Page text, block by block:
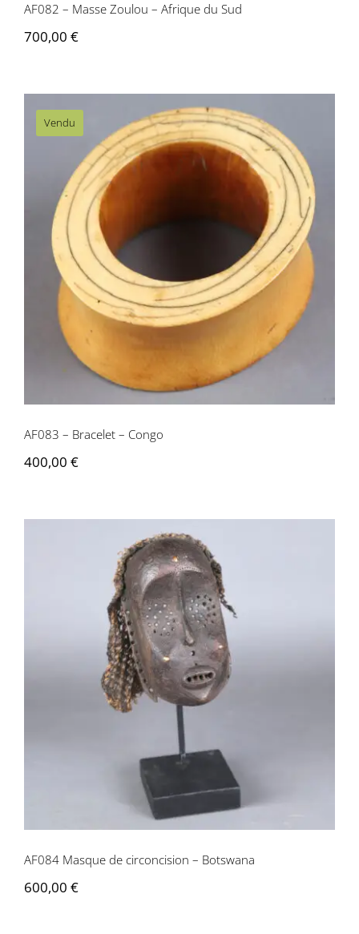
AF082 – Masse Zoulou – Afrique du Sud
700,00 €
Vendu
AF083 – Bracelet – Congo
AF083 – Bracelet – Congo
400,00 €
AF084 Masque de circoncision –
Botswana
AF084 Masque de circoncision – Botswana
600,00 €